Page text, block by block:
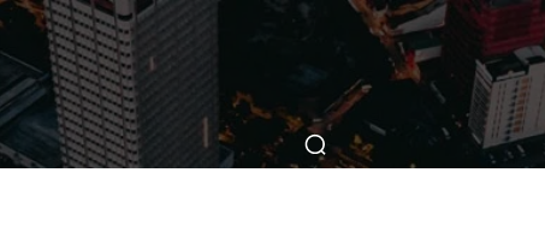
Críticas Breve Nos Cinemas Matérias Nos Cinemas